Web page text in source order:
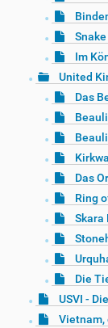
Im
United
Das
Das
Ring
Skara
Die
USVI -
Vietnam,